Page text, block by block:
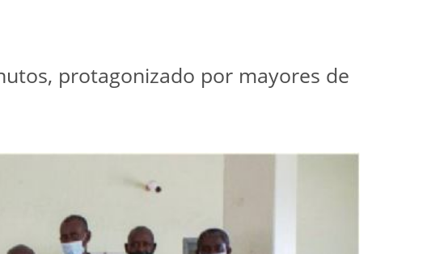
protagonizado por mayores de